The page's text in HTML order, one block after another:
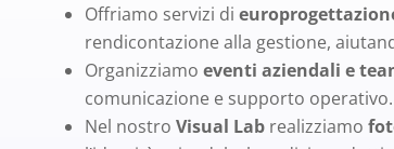
Offriamo servizi di
rendicontazione alla gestione,
Organizziamo eventi aziendali e
comunicazione e supporto operativo.
Nel nostro Visual Lab realizziamo